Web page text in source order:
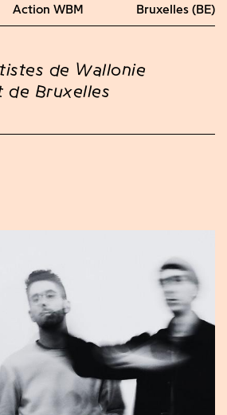
Action WBM Bruxelles (BE)
de Wallonie
de Bruxelles